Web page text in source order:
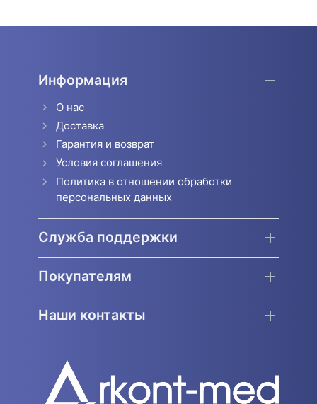
Информация
О нас
Доставка
Гарантия и возврат
Условия соглашения
Политика в отношении обработки
персональных данных
Служба поддержки
Покупателям
Наши контакты